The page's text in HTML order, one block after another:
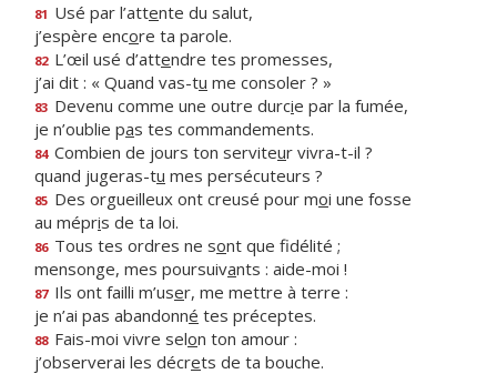
81 Usé par l’attente du salut,
j’espère encore ta parole.
82 L’œil usé d’attendre tes promesses,
j’ai dit : « Quand vas-tu me consoler ? »
83 Devenu comme une outre durcie par la fumée,
je n’oublie pas tes commandements.
84 Combien de jours ton serviteur vivra-t-il ?
quand jugeras-tu mes persécuteurs ?
85 Des orgueilleux ont creusé pour moi une fosse
au mépris de ta loi.
86 Tous tes ordres ne sont que fidélité ;
mensonge, mes poursuivants : aide-moi !
87 Ils ont failli m’user, me mettre à terre :
je n’ai pas abandonné tes préceptes.
88 Fais-moi vivre selon ton amour :
j’observerai les décrets de ta bouche.